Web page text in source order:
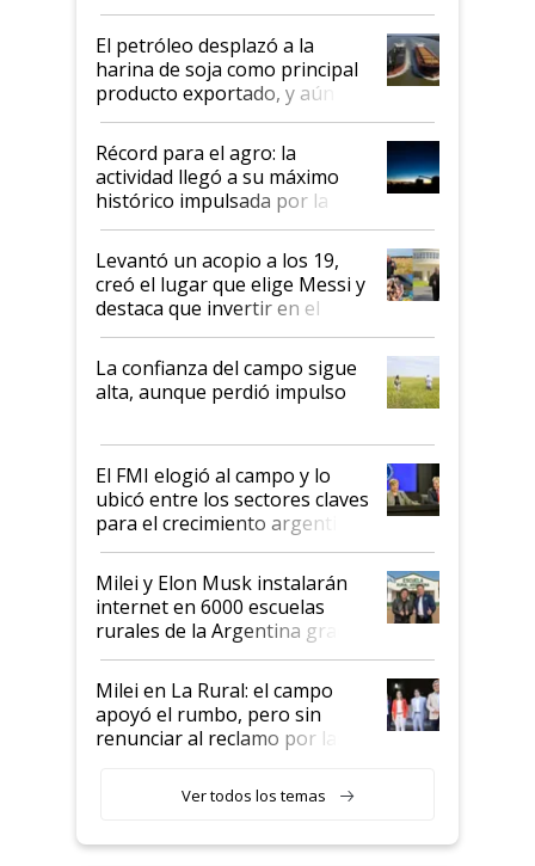
El petróleo desplazó a la
harina de soja como principal
producto exportado, y aún así
el agro aportó casi seis de cada
diez dólares y sostuvo el
liderazgo en un semestre
récord
Récord para el agro: la
actividad llegó a su máximo
histórico impulsada por la
cosecha y las exportaciones
Levantó un acopio a los 19,
creó el lugar que elige Messi y
destaca que invertir en el
kirchnerismo era como "darle
plata a un hijo para droga":
Juan Félix Rossetti, el libertario
que de una dura crisis salió
de Milei
La confianza del campo sigue
alta, aunque perdió impulso
El FMI elogió al campo y lo
ubicó entre los sectores claves
para el crecimiento argentino
Milei y Elon Musk instalarán
internet en 6000 escuelas
rurales de la Argentina gracias
a un acuerdo con Starlink
Milei en La Rural: el campo
apoyó el rumbo, pero sin
renunciar al reclamo por las
Ver todos los temas